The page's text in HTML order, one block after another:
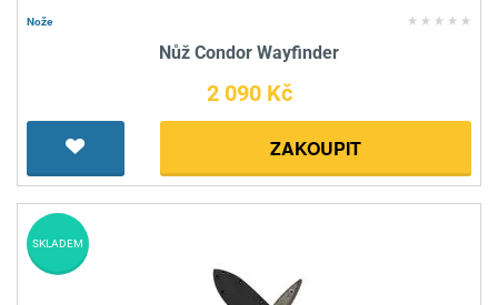
Nože
Nůž Condor Wayfinder
2 090 Kč
ZAKOUPIT
SKLADEM